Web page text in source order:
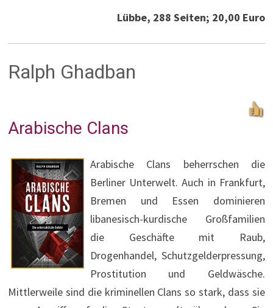
Lübbe, 288 Seiten; 20,00 Euro
Ralph Ghadban
Arabische Clans
Arabische Clans beherrschen die
Berliner Unterwelt. Auch in Frankfurt,
Bremen und Essen dominieren
libanesisch-kurdische Großfamilien
die Geschäfte mit Raub,
Drogenhandel, Schutzgelderpressung,
Prostitution und Geldwäsche.
Mittlerweile sind die kriminellen Clans so stark, dass sie